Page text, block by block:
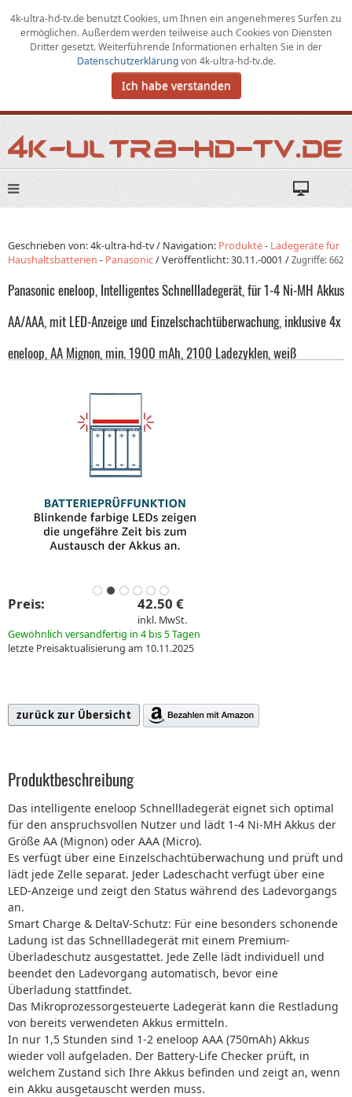
4k-ultra-hd-tv.de benutzt Cookies, umIhnen ein angenehmeres Surfen zu
ermöglichen.Außerdem werden teilweise auch Cookies von Diensten
Dritter gesetzt. Weiterführende Informationen erhalten Sie in der
Datenschutzerklärungvon 4k-ultra-hd-tv.de.
Ich habe verstanden
Geschrieben von: 4k-ultra-hd-tv / Navigation: Produkte- Ladegeräte für
Haushaltsbatterien - Panasonic/Veröffentlicht:30.11.-0001 / Zugriffe: 662
Panasonic eneloop, Intelligentes Schnellladegerät, für 1-4 Ni-MH Akkus
AA/AAA, mit LED-Anzeige und Einzelschachtüberwachung, inklusive 4x
eneloop, AA Mignon, min. 1900 mAh, 2100 Ladezyklen, weiß
Preis: 42.50 €
inkl. MwSt.
Gewöhnlich versandfertig in 4 bis 5 Tagen
letzte Preisaktualisierung am 10.11.2025
zurück zur Übersicht
Produktbeschreibung
Das intelligente eneloop Schnellladegerät eignet sich optimal
für den anspruchsvollen Nutzer und lädt 1-4 Ni-MH Akkus der
Größe AA (Mignon) oder AAA (Micro).
Es verfügt über eine Einzelschachtüberwachung und prüft und
lädt jede Zelle separat. Jeder Ladeschacht verfügt über eine
LED-Anzeige und zeigt den Status während des Ladevorgangs
an.
Smart Charge & DeltaV-Schutz: Für eine besonders schonende
Ladung ist das Schnellladegerät mit einem Premium-
Überladeschutz ausgestattet. Jede Zelle lädt individuell und
beendet den Ladevorgang automatisch, bevor eine
Überladung stattfindet.
Das Mikroprozessorgesteuerte Ladegerät kann die Restladung
von bereits verwendeten Akkus ermitteln.
In nur 1,5 Stunden sind 1-2 eneloop AAA (750mAh) Akkus
wieder voll aufgeladen. Der Battery-Life Checker prüft, in
welchem Zustand sich Ihre Akkus befinden und zeigt an, wenn
ein Akku ausgetauscht werden muss.